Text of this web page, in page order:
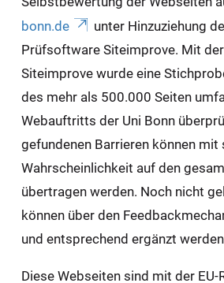
bonn.de
unter Hinzuziehung
Prüfsoftware Siteimprove. Mit
Siteimprove wurde eine
des mehr als 500.000 Seiten
Webauftritts der Uni Bonn
gefundenen Barrieren können mit
Wahrscheinlichkeit auf den
übertragen werden. Noch nicht
können über den
und entsprechend ergänzt
Diese Webseiten sind mit der EU-